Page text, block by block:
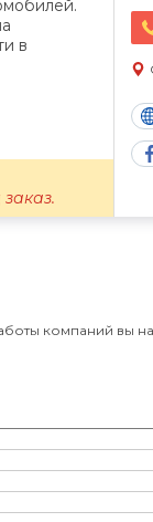
в
компаний вы